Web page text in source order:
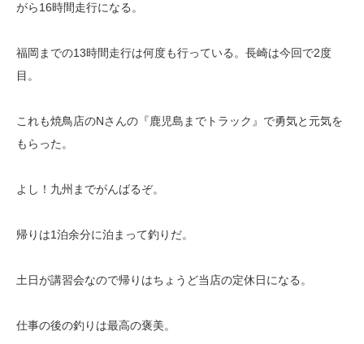
がら16時間走行になる。
福岡までの13時間走行は何度も行っている。長崎は今回で2度
目。
これも焼鳥店のNさんの『鹿児島までトラック』で勇気と元気を
もらった。
よし！九州までがんばるぞ。
帰りは1泊余分に泊まって釣りだ。
土日が講習会なので帰りはちょうど当店の定休日になる。
仕事の後の釣りは最高の褒美。